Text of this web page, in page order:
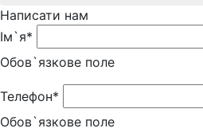
Написати нам
Ім`я*
Обов`язкове поле
Телефон*
Обов`язкове поле